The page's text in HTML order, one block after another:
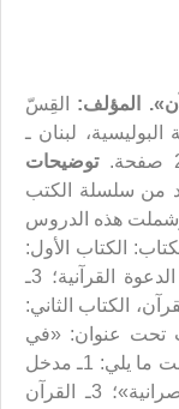
المؤلف: القِسّ
لبنان ـ
توضيحات
من سلسلة الكتب
هذه الدروس
2ـ القرآن والكتاب: الكتاب الأول:
بيئة القرآن الكتابية، الكتاب الثاني: أطوار الدعوة القرآنية؛ 3ـ
الكتاب الثاني:
تحت عنوان: «في
سبيل الحوار الإسلامي المسيحي»، وقد شملت ما يلي: 1ـ مدخل
إلى الحوار الإسلامي؛ 2ـ القرآن دعوة «نصرانية»؛ 3ـ القرآن